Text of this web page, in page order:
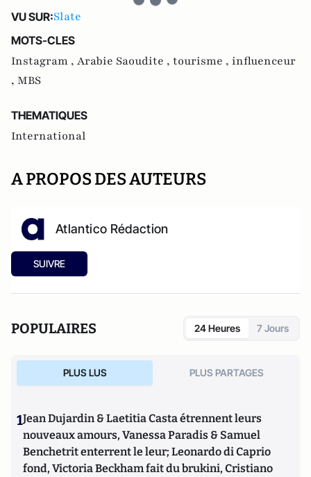
VU SUR:Slate
MOTS-CLES
Instagram , Arabie Saoudite , tourisme , influenceur
, MBS
THEMATIQUES
International
A PROPOS DES AUTEURS
Atlantico Rédaction
SUIVRE
POPULAIRES 24 Heures 7 Jours
PLUS LUS PLUS PARTAGES
1Jean Dujardin & Laetitia Casta étrennent leurs
nouveaux amours, Vanessa Paradis & Samuel
Benchetrit enterrent le leur; Leonardo di Caprio
fond, Victoria Beckham fait du brukini, Cristiano